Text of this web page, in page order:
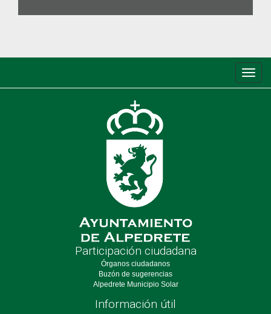
de
Participación ciudadana
Órganos ciudadanos
Buzón de sugerencias
Alpedrete Municipio Solar
Información útil